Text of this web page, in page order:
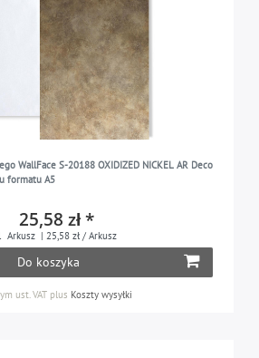
WallFace S-20188 OXIDIZED NICKEL AR Deco
formatu A5
25,58 zł *
Arkusz | 25,58 zł / Arkusz
Do koszyka
ust. VATplus Koszty wysyłki